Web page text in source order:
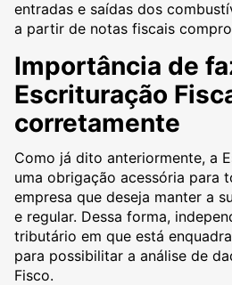
entradas e saídas dos
a partir de notas fiscais
Importância de
Escrituração
corretamente
Como já dito anteriormente, a
uma obrigação acessória para
empresa que deseja manter a
e regular. Dessa forma,
tributário em que está
para possibilitar a análise de
Fisco.